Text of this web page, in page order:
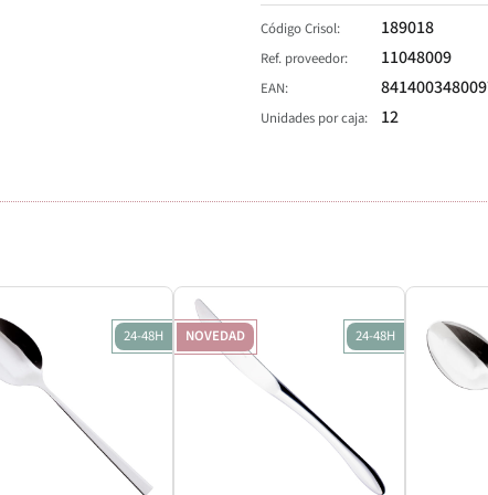
Código Crisol 189018
Ref. proveedor 11048009
EAN
Unidades por caja 12
24-48H NOVEDAD 24-48H